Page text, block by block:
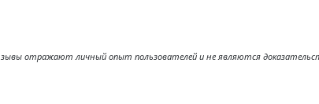
отражают личный опыт пользователей и не являются